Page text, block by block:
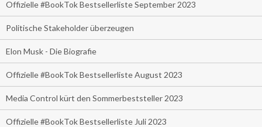
Offizielle #BookTok Bestsellerliste September 2023
Politische Stakeholder überzeugen
Elon Musk - Die Biografie
Offizielle #BookTok Bestsellerliste August 2023
Media Control kürt den Sommerbeststeller 2023
Offizielle #BookTok Bestsellerliste Juli 2023